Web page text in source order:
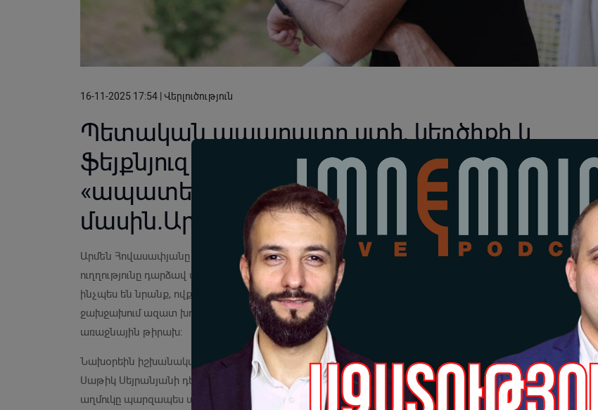
16-11-2025 17:54 | Վերլուծություն
Պետական ապարատը ստի, կեղծիքի և
ֆեյքնյուզի վրա կառուցողները խոսում են
«ապատեղեկատվության ու ֆեյքերի»
մասին.Արմեն Հովասափյան
Արմեն Հովասափյանը գրում է. «Ինչպես և կանխատեսվում էր՝ Նիկոլ Փաշինյանի հաջորդ թիրախային
ուղղությունը դարձավ ազատ խոսքը և ԶԼՄ-ները։ Վերջին շրջանում բոլորս ականատես ենք լինում, թե
ինչպես են նրանք, ովքեր տարիներ շարունակ արհեստական աղմուկ ստեղծելու «գուրուներ» էին, այսօր
ջախջախում ազատ խոսքը, պարալիզացնում մամուլի աշխատանքը և լրագրողներին դարձնում
առաջնային թիրախ։
Նախօրեին իշխանական ագիտպրոպի ողջ վեկտորը ուղղված էր Ժուռնալիստների միության նախագահ
Սաթիկ Սեյրանյանի դեմ։ Ակնհայտ է, որ հայտնի հրապարակման իսկության շուրջ բարձրացված
աղմուկը պարզապես առիթ էր․ իշխանությունը ցույց տվեց, թե ինչպես կարող է հարձակվել և իր ողջ